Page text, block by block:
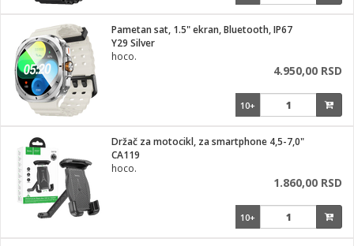
Pametan sat, 1.5" ekran, Bluetooth, IP67
Y29 Silver
hoco.
4.950,00 RSD
10+
Držač za motocikl, za smartphone 4,5-7,0"
CA119
hoco.
1.860,00 RSD
10+